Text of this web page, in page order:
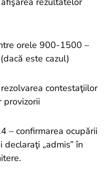
orele 900-1500 –
este cazul)
contestaţiilor
provizorii
– confirmarea ocupării
„admis” în